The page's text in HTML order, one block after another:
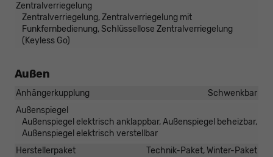
Zentralverriegelung
Zentralverriegelung, Zentralverriegelung mit
Funkfernbedienung, Schlüssellose Zentralverriegelung
(Keyless Go)
Außen
Anhängerkupplung
Schwenkbar
Außenspiegel
Außenspiegel elektrisch anklappbar, Außenspiegel beheizbar,
Außenspiegel elektrisch verstellbar
Herstellerpaket
Technik-Paket, Winter-Paket